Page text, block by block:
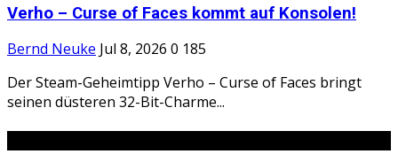
Verho – Curse of Faces kommt auf Konsolen!
Bernd Neuke Jul 8, 2026 0 185
Der Steam-Geheimtipp Verho – Curse of Faces bringt
seinen düsteren 32-Bit-Charme...